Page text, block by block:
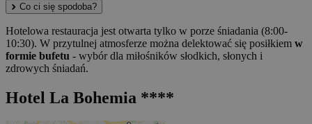
Co ci się spodoba?
Hotelowa restauracja jest otwarta tylko w porze śniadania (8:00-
10:30). W przytulnej atmosferze można delektować się posiłkiem w
formie bufetu - wybór dla miłośników słodkich, słonych i
zdrowych śniadań.
Hotel La Bohemia ****